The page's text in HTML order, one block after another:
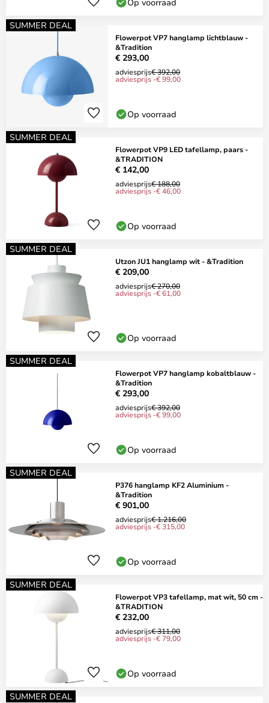
SUMMER DEAL
Flowerpot VP7 hanglamp lichtblauw -
&Tradition
€ 293,00
adviesprijs€ 392,00
adviesprijs -€ 99,00
Op voorraad
SUMMER DEAL
Flowerpot VP9 LED tafellamp, paars -
&TRADITION
€ 142,00
adviesprijs€ 188,00
adviesprijs -€ 46,00
Op voorraad
SUMMER DEAL
Utzon JU1 hanglamp wit - &Tradition
€ 209,00
adviesprijs€ 270,00
adviesprijs -€ 61,00
Op voorraad
SUMMER DEAL
Flowerpot VP7 hanglamp kobaltblauw -
&Tradition
€ 293,00
adviesprijs€ 392,00
adviesprijs -€ 99,00
Op voorraad
SUMMER DEAL
P376 hanglamp KF2 Aluminium -
&Tradition
€ 901,00
adviesprijs€ 1.216,00
adviesprijs -€ 315,00
Op voorraad
SUMMER DEAL
Flowerpot VP3 tafellamp, mat wit, 50 cm -
&TRADITION
€ 232,00
adviesprijs€ 311,00
adviesprijs -€ 79,00
Op voorraad
SUMMER DEAL